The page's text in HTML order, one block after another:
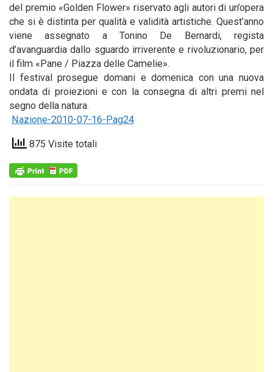
del premio «Golden Flower» riservato agli autori di un’opera
che si è distinta per qualità e validità artistiche. Quest’anno
viene assegnato a Tonino De Bernardi, regista
d’avanguardia dallo sguardo irriverente e rivoluzionario, per
il film «Pane / Piazza delle Camelie».
Il festival prosegue domani e domenica con una nuova
ondata di proiezioni e con la consegna di altri premi nel
segno della natura.
Nazione-2010-07-16-Pag24
875 Visite totali